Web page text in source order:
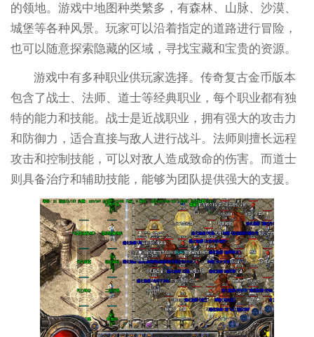
的领地。游戏中地图种类繁多，有森林、山脉、沙漠、
城堡等各种风景。玩家可以沿着指定的道路进行冒险，
也可以随意探索隐藏的区域，寻找宝藏和宝贵的资源。
游戏中有多种职业供玩家选择。传奇复古金币版本
包含了战士、法师、道士等经典职业，每个职业都有独
特的能力和技能。战士是近战职业，拥有强大的攻击力
和防御力，适合直接与敌人进行战斗。法师则擅长远程
攻击和控制技能，可以对敌人造成致命的伤害。而道士
则具备治疗和辅助技能，能够为团队提供强大的支援。